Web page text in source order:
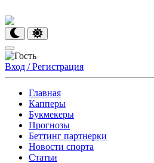
Вход / Регистрация
Главная
Капперы
Букмекеры
Прогнозы
Беттинг партнерки
Новости спорта
Статьи